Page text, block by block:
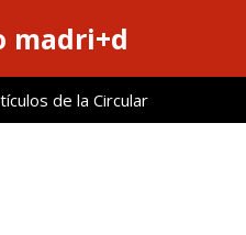
madri+d
de la Circular